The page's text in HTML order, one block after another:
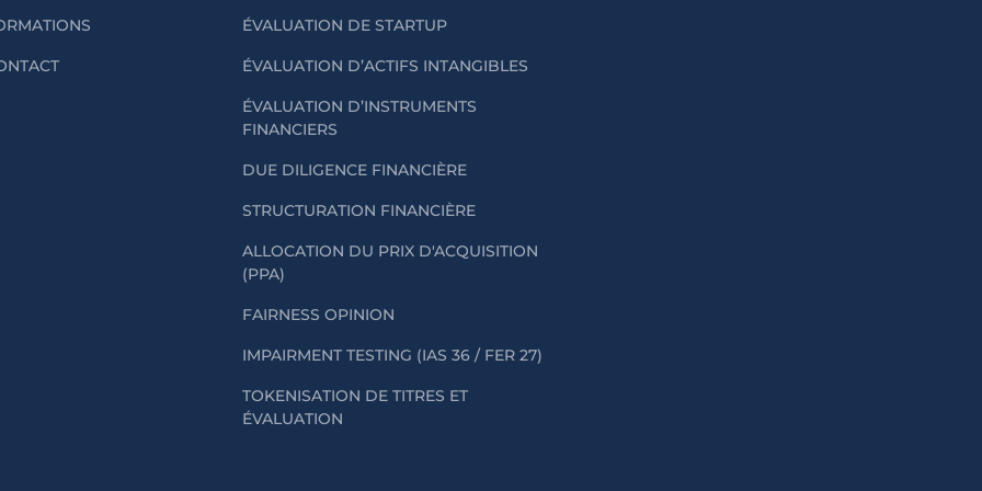
ÉVALUATION DE STARTUP
ÉVALUATION D’ACTIFS INTANGIBLES
ÉVALUATION D’INSTRUMENTS
FINANCIERS
DUE DILIGENCE FINANCIÈRE
STRUCTURATION FINANCIÈRE
ALLOCATION DU PRIX D'ACQUISITION
(PPA)
FAIRNESS OPINION
IMPAIRMENT TESTING (IAS 36 / FER 27)
TOKENISATION DE TITRES ET
ÉVALUATION